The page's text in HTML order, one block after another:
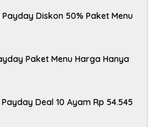
Diskon 50% Paket Menu
Paket Menu Harga Hanya
Deal 10 Ayam Rp 54.545